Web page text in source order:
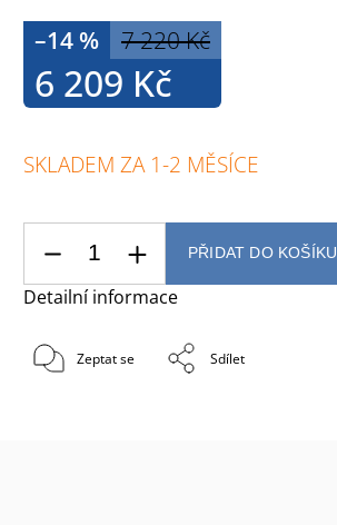
7 220 Kč
–14 %
6 209 Kč
SKLADEM ZA 1-2 MĚSÍCE
PŘIDAT DO KOŠÍKU
Detailní informace
Zeptat se Sdílet